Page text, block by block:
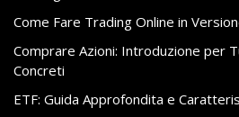
Come Fare Trading Online in
Comprare Azioni: Introduzione per
Concreti
ETF: Guida Approfondita e